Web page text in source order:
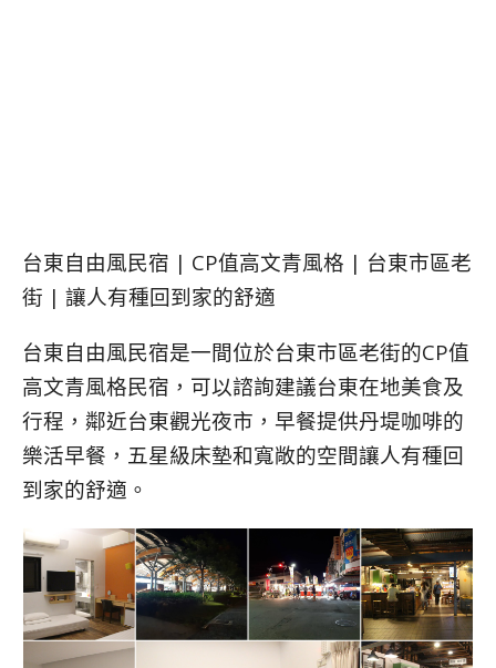
台東自由風民宿 | CP值高文青風格 | 台東市區老
街 | 讓人有種回到家的舒適
台東自由風民宿是一間位於台東市區老街的CP值
高文青風格民宿，可以諮詢建議台東在地美食及
行程，鄰近台東觀光夜市，早餐提供丹堤咖啡的
樂活早餐，五星級床墊和寬敞的空間讓人有種回
到家的舒適。